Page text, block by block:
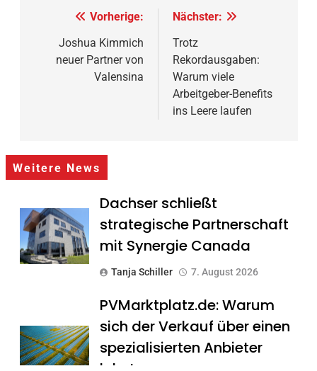
Beitragsnavigation
Vorherige:
Joshua Kimmich
neuer Partner von
Valensina
Nächster:
Trotz
Rekordausgaben:
Warum viele
Arbeitgeber-Benefits
ins Leere laufen
Weitere News
Dachser schließt
strategische Partnerschaft
mit Synergie Canada
Tanja Schiller 7. August 2026
PVMarktplatz.de: Warum
sich der Verkauf über einen
spezialisierten Anbieter